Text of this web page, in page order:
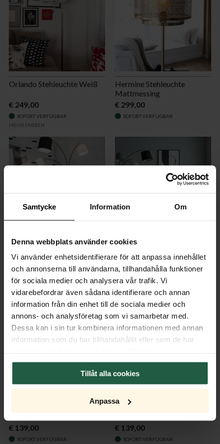
Samtycke Information Om
Denna webbplats använder cookies
Vi använder enhetsidentifierare för att anpassa innehållet
och annonserna till användarna, tillhandahålla funktioner
för sociala medier och analysera vår trafik. Vi
vidarebefordrar även sådana identifierare och annan
information från din enhet till de sociala medier och
annons- och analysföretag som vi samarbetar med.
Dessa kan i sin tur kombinera informationen med annan
information som du har tillhandahållit eller som de har
Tillåt alla cookies
Anpassa
Orlando Stehleuchte Weiß
€ 249,00
SOFORT VERFÜGBAR
MEHR FARBEN
Hermine Stehleuchte
Mattmessing
€ 299,00
SOFORT VERFÜGBAR
H200cm Sandschwarz
€ 399,00
SOFORT VERFÜGBAR
H175cm Sandschwarz
€ 269,00
SOFORT VERFÜGBAR
€ 139,00
SOFORT VERFÜGBAR
€ 139,00
SOFORT VERFÜGBAR